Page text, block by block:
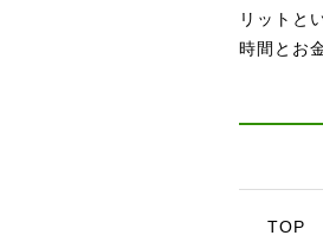
リットと
時間とお
TOP